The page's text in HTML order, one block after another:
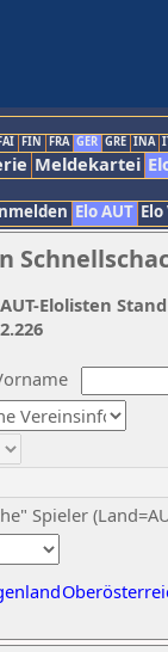
FIN FRA GER GRE INA
Meldekartei
Elo AUT
Spieler
AUT-Elolisten
2.226